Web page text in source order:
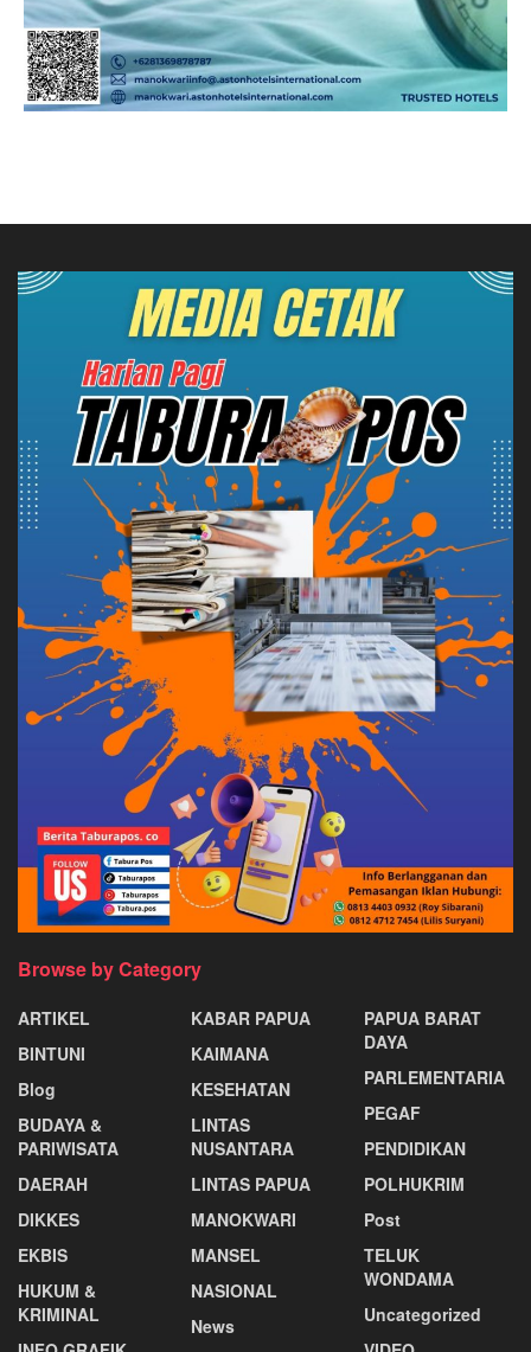
Browse by Category
ARTIKEL
BINTUNI
Blog
BUDAYA &
PARIWISATA
DAERAH
DIKKES
EKBIS
HUKUM &
KRIMINAL
KABAR PAPUA
KAIMANA
KESEHATAN
LINTAS
NUSANTARA
LINTAS PAPUA
MANOKWARI
MANSEL
NASIONAL
News
PAPUA BARAT
DAYA
PARLEMENTARIA
PEGAF
PENDIDIKAN
POLHUKRIM
Post
TELUK
WONDAMA
Uncategorized